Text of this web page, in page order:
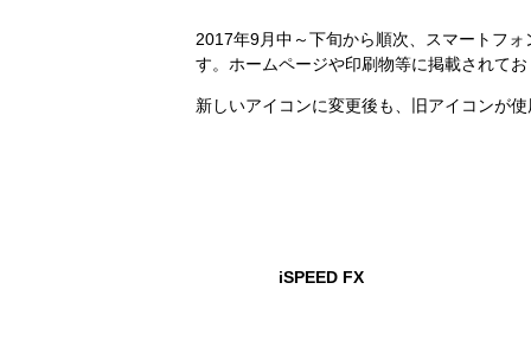
2017年9月中～下旬から順次、スマートフ
す。ホームページや印刷物等に掲載されて
新しいアイコンに変更後も、旧アイコンが
iSPEED FX